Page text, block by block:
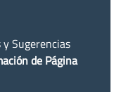
Sugerencias
de Página